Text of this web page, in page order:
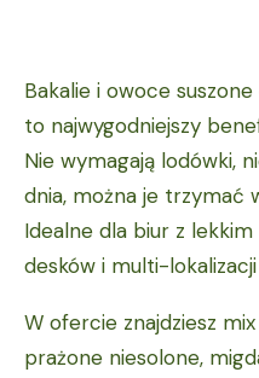
Bakalie i owoce
to najwygodniejszy
Nie wymagają lodówki,
dnia, można je trzymać
Idealne dla biur z
desków i multi-
W ofercie znajdziesz
prażone niesolone,